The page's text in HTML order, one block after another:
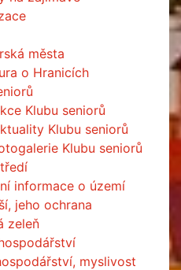
města
o Hranicích
Klubu seniorů
Klubu seniorů
Klubu seniorů
informace o území
jeho ochrana
zeleň
myslivost